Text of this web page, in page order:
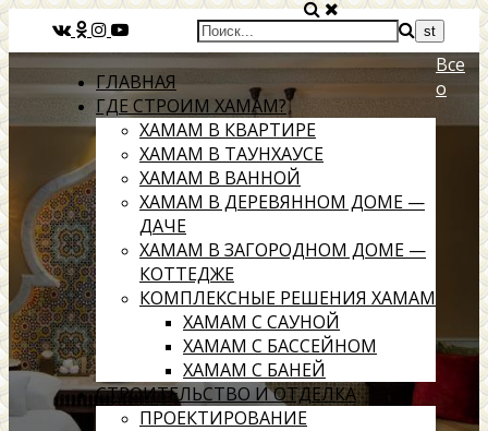
ГЛАВНАЯ
ГДЕ СТРОИМ ХАМАМ?
ХАМАМ В КВАРТИРЕ
ХАМАМ В ТАУНХАУСЕ
ХАМАМ В ВАННОЙ
ХАМАМ В ДЕРЕВЯННОМ ДОМЕ —
ДАЧЕ
ХАМАМ В ЗАГОРОДНОМ ДОМЕ —
КОТТЕДЖЕ
КОМПЛЕКСНЫЕ РЕШЕНИЯ ХАМАМ
ХАМАМ С САУНОЙ
ХАМАМ С БАССЕЙНОМ
ХАМАМ С БАНЕЙ
СТРОИТЕЛЬСТВО И ОТДЕЛКА
ПРОЕКТИРОВАНИЕ
Все
о